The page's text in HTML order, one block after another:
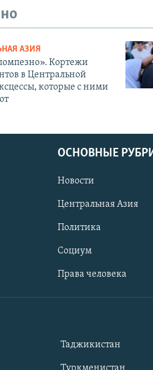
АЗИЯ
Кортежи
в Центральной
которые с ними
ОСНОВНЫЕ
Новости
Центральная Азия
Политика
Социум
Права человека
Таджикистан
Туркменистан